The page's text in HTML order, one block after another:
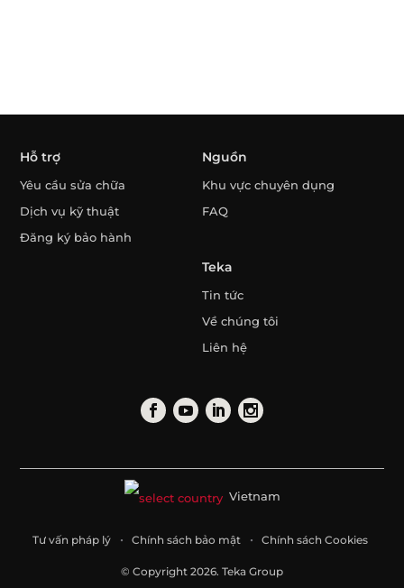
Hỗ trợ
Yêu cầu sửa chữa
Dịch vụ kỹ thuật
Đăng ký bảo hành
Nguồn
Khu vực chuyên dụng
FAQ
Teka
Tin tức
Về chúng tôi
Liên hệ
Vietnam
Tư vấn pháp lý Chính sách bảo mật Chính sách Cookies
© Copyright 2026. Teka Group